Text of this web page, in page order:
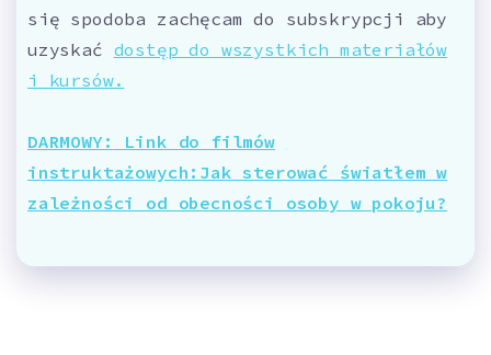
się spodoba zachęcam do subskrypcji aby
uzyskać dostęp do wszystkich materiałów
i kursów.
DARMOWY:
Link do filmów
instruktażowych:Jak sterować światłem w
zależności od obecności osoby w pokoju?